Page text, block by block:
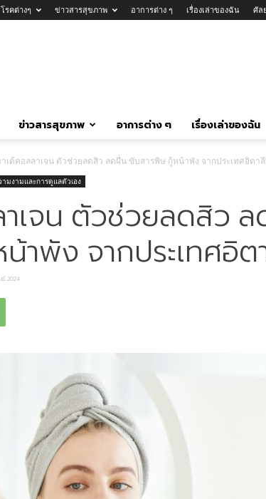
โรคต่างๆ ข่าวสารสุขภาพ อาการต่าง ๆ เรื่องเล่าของฉัน ศัล
ข่าวสารสุขภาพ อาการต่าง ๆ เรื่องเล่าของฉัน
เด้คอลลาเจน ตัวช่วยลดสิว ลดผื่น ขับสารพิษ กู้หน้าพัง จากประเทศอิตาลี!
มงามและการดูแลตัวเอง
าเจน ตัวช่วยลดสิว
าพัง จากประเทศอิต
ธ์ 2024